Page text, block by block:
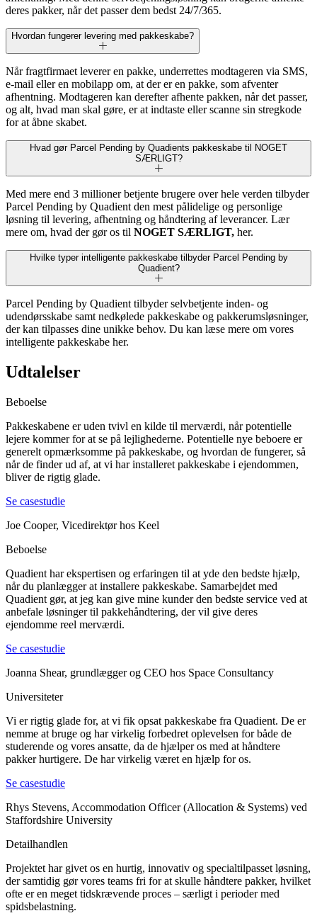
deres pakker, når det passer dem bedst 24/7/365.
Hvordan fungerer levering med pakkeskabe?
Når fragtfirmaet leverer en pakke, underrettes modtageren via SMS,
e-mail eller en mobilapp om, at der er en pakke, som afventer
afhentning. Modtageren kan derefter afhente pakken, når det passer,
og alt, hvad man skal gøre, er at indtaste eller scanne sin stregkode
for at åbne skabet.
Hvad gør Parcel Pending by Quadients pakkeskabe til NOGET
SÆRLIGT?
Med mere end 3 millioner betjente brugere over hele verden tilbyder
Parcel Pending by Quadient den mest pålidelige og personlige
løsning til levering, afhentning og håndtering af leverancer. Lær
mere om, hvad der gør os til NOGET SÆRLIGT, her.
Hvilke typer intelligente pakkeskabe tilbyder Parcel Pending by
Quadient?
Parcel Pending by Quadient tilbyder selvbetjente inden- og
udendørsskabe samt nedkølede pakkeskabe og pakkerumsløsninger,
der kan tilpasses dine unikke behov. Du kan læse mere om vores
intelligente pakkeskabe her.
Udtalelser
Beboelse
Pakkeskabene er uden tvivl en kilde til merværdi, når potentielle
lejere kommer for at se på lejlighederne. Potentielle nye beboere er
generelt opmærksomme på pakkeskabe, og hvordan de fungerer, så
når de finder ud af, at vi har installeret pakkeskabe i ejendommen,
bliver de rigtig glade.
Se casestudie
Joe Cooper, Vicedirektør hos Keel
Beboelse
Quadient har ekspertisen og erfaringen til at yde den bedste hjælp,
når du planlægger at installere pakkeskabe. Samarbejdet med
Quadient gør, at jeg kan give mine kunder den bedste service ved at
anbefale løsninger til pakkehåndtering, der vil give deres
ejendomme reel merværdi.
Se casestudie
Joanna Shear, grundlægger og CEO hos Space Consultancy
Universiteter
Vi er rigtig glade for, at vi fik opsat pakkeskabe fra Quadient. De er
nemme at bruge og har virkelig forbedret oplevelsen for både de
studerende og vores ansatte, da de hjælper os med at håndtere
pakker hurtigere. De har virkelig været en hjælp for os.
Se casestudie
Rhys Stevens, Accommodation Officer (Allocation & Systems) ved
Staffordshire University
Detailhandlen
Projektet har givet os en hurtig, innovativ og specialtilpasset løsning,
der samtidig gør vores teams fri for at skulle håndtere pakker, hvilket
ofte er en meget tidskrævende proces – særligt i perioder med
spidsbelastning.